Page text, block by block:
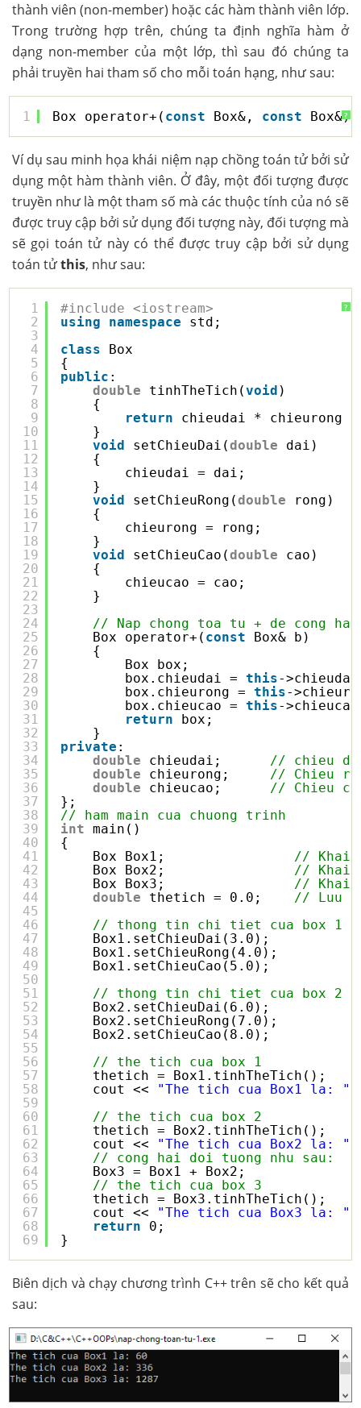
thành viên (non-member) hoặc các hàm thành viên lớp.
Trong trường hợp trên, chúng ta định nghĩa hàm ở
dạng non-member của một lớp, thì sau đó chúng ta
phải truyền hai tham số cho mỗi toán hạng, như sau:
?
1 Box operator+( const Box&, const Box&);
Ví dụ sau minh họa khái niệm nạp chồng toán tử bởi sử
dụng một hàm thành viên. Ở đây, một đối tượng được
truyền như là một tham số mà các thuộc tính của nó sẽ
được truy cập bởi sử dụng đối tượng này, đối tượng mà
sẽ gọi toán tử này có thể được truy cập bởi sử dụng
toán tửthis, như sau:
?
1
2
3
4
5
6
7
8
9
10
11
12
13
14
15
16
17
18
19
20
21
22
23
24
25
26
27
28
29
30
31
32
33
34
35
36
37
38
39
40
41
42
43
44
45
46
47
48
49
50
51
52
53
54
55
56
57
58
59
60
61
62
63
64
65
66
67
68
69
#include <iostream>
using
namespace
std;
class
Box
{
public :
double
tinhTheTich(void )
{
return
chieudai * chieurong
}
void
setChieuDai(double
dai)
{
chieudai = dai;
}
void
setChieuRong(double
rong)
{
chieurong = rong;
}
void
setChieuCao(double
cao)
{
chieucao = cao;
}
// Nap chong toa tu + de cong
Box operator+( const
Box& b)
{
Box box;
box.chieudai = this-
box.chieurong = this-
box.chieucao = this-
return
box;
}
private :
double
chieudai; // chieu
double
chieurong; // Chieu
double
chieucao; // Chieu
};
// ham main cua chuong trinh
int
main()
{
Box Box1; // Khai
Box Box2; // Khai
Box Box3; // Khai
double
thetich = 0.0; // Luu
// thong tin chi tiet cua box 1
Box1.setChieuDai(3.0);
Box1.setChieuRong(4.0);
Box1.setChieuCao(5.0);
// thong tin chi tiet cua box 2
Box2.setChieuDai(6.0);
Box2.setChieuRong(7.0);
Box2.setChieuCao(8.0);
// the tich cua box 1
thetich = Box1.tinhTheTich();
cout << "The tich cua Box1 la: "
// the tich cua box 2
thetich = Box2.tinhTheTich();
cout << "The tich cua Box2 la: "
// cong hai doi tuong nhu sau:
Box3 = Box1 + Box2;
// the tich cua box 3
thetich = Box3.tinhTheTich();
cout << "The tich cua Box3 la: "
return
0;
}
Biên dịch và chạy chương trình C++ trên sẽ cho kết quả
sau: